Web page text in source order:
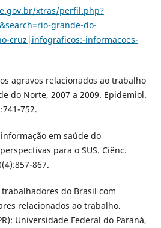
xtras/perfil.php?
grande-do-
cruz|infograficos:-informacoes-
agravos relacionados ao trabalho
do Norte, 2007 a 2009. Epidemiol.
752.
em saúde do
para o SUS. Ciênc.
867.
do Brasil com
relacionados ao trabalho.
Universidade Federal do Paraná,